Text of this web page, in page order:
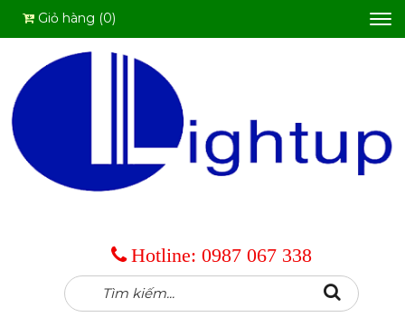
Hotline: 0987 067 338
Tìm
kiếm:
Search
Giỏ hàng (0)